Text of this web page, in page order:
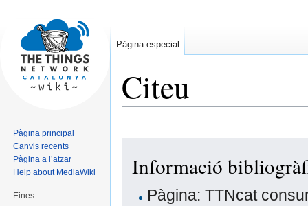
Citeu
navigation
search
Informació
Pàgina: TTNcat
Pàgina especial
Pàgina principal
Canvis recents
Pàgina a l’atzar
Help about MediaWiki
Eines